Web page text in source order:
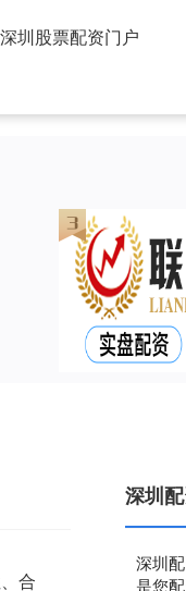
深圳股票配资门户
合
深圳
深圳
是您